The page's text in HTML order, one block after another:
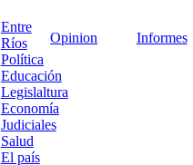
Entre
Ríos
Política
Educación
Legislaltura
Economía
Judiciales
Salud
El país
Opinion Informes